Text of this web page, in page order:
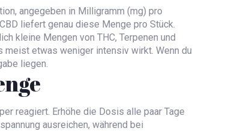
angegeben in Milligramm (mg) pro
liefert genau diese Menge pro Stück.
kleine Mengen von THC, Terpenen und
meist etwas weniger intensiv wirkt. Wenn du
liegen.
reagiert. Erhöhe die Dosis alle paar Tage
ausreichen, während bei